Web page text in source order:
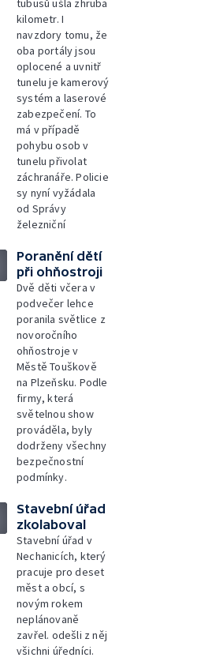
kilometr. I
navzdory tomu, že
oba portály jsou
oplocené a uvnitř
tunelu je kamerový
systém a laserové
zabezpečení. To
má v případě
pohybu osob v
tunelu přivolat
záchranáře. Policie
sy nyní vyžádala
od Správy
železniční
Poranění dětí
při ohňostroji
Dvě děti včera v
podvečer lehce
poranila světlice z
novoročního
ohňostroje v
Městě Touškově
na Plzeňsku. Podle
firmy, která
světelnou show
prováděla, byly
dodrženy všechny
bezpečnostní
podmínky.
Stavební úřad
zkolaboval
Stavební úřad v
Nechanicích, který
pracuje pro deset
měst a obcí, s
novým rokem
neplánovaně
zavřel. odešli z něj
všichni úředníci.